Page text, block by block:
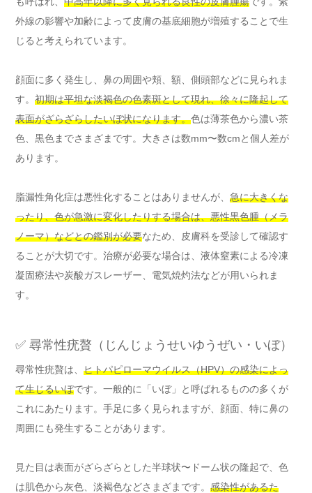
外線の影響や加齢によって皮膚の基底細胞が増殖することで生
じると考えられています。
顔面に多く発生し、鼻の周囲や頬、額、側頭部などに見られま
す。 初期は平坦な淡褐色の色素斑として現れ、徐々に隆起して
表面がざらざらしたいぼ状になります。色は薄茶色から濃い茶
色、黒色までさまざまです。大きさは数mm〜数cmと個人差が
あります。
脂漏性角化症は悪性化することはありませんが、 急に大きくな
ったり、色が急激に変化したりする場合は、悪性黒色腫（メラ
ノーマ）などとの鑑別が必要なため、皮膚科を受診して確認す
ることが大切です。治療が必要な場合は、液体窒素による冷凍
凝固療法や炭酸ガスレーザー、電気焼灼法などが用いられま
す。
✅ 尋常性疣贅（じんじょうせいゆうぜい・いぼ）
尋常性疣贅は、 ヒトパピローマウイルス（HPV）の感染によっ
て生じるいぼです。一般的に「いぼ」と呼ばれるものの多くが
これにあたります。手足に多く見られますが、顔面、特に鼻の
周囲にも発生することがあります。
見た目は表面がざらざらとした半球状〜ドーム状の隆起で、色
は肌色から灰色、淡褐色などさまざまです。 感染性があるた